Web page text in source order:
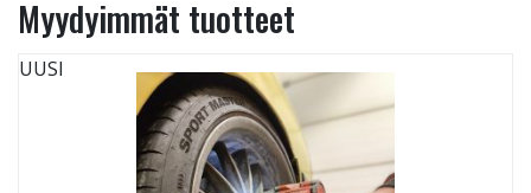
Myydyimmät tuotteet
UUSI